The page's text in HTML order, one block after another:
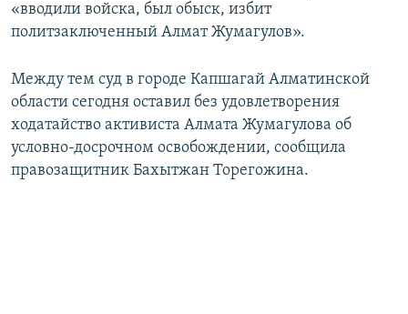
«вводили войска, был обыск, избит
политзаключенный Алмат Жумагулов».
Между тем суд в городе Капшагай Алматинской
области сегодня оставил без удовлетворения
ходатайство активиста Алмата Жумагулова об
условно-досрочном освобождении, сообщила
правозащитник Бахытжан Торегожина.